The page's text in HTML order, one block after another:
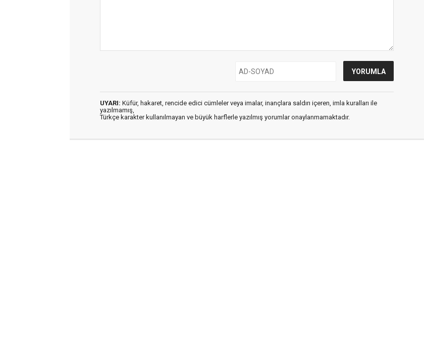
UYARI: Küfür, hakaret, rencide edici cümleler veya imalar, inançlara saldırı içeren, imla kuralları ile
yazılmamış,
Türkçe karakter kullanılmayan ve büyük harflerle yazılmış yorumlar onaylanmamaktadır.